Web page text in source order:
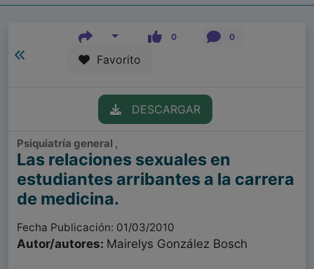
0 0
Favorito
DESCARGAR
Psiquiatría general ,
Las relaciones sexuales en
estudiantes arribantes a la carrera
de medicina.
Fecha Publicación: 01/03/2010
Autor/autores: Mairelys González Bosch